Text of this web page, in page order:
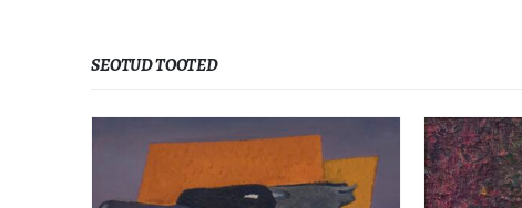
SEOTUD TOOTED